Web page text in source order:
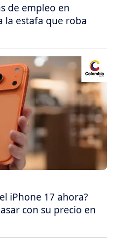
de empleo en
la estafa que roba
iPhone 17 ahora?
con su precio en